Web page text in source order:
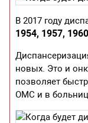
В 2017 году
1954, 1957,
новых. Это и
позволяет
ОМС и в